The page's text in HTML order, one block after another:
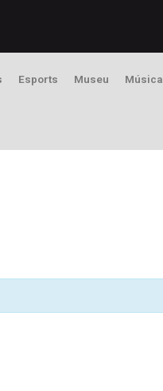
Esports Museu Música